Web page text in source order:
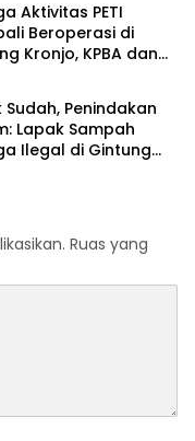
Aktivitas PETI
Beroperasi di
Kronjo, KPBA dan
Raya
Sudah, Penindakan
Lapak Sampah
Ilegal di Gintung
Ruas yang